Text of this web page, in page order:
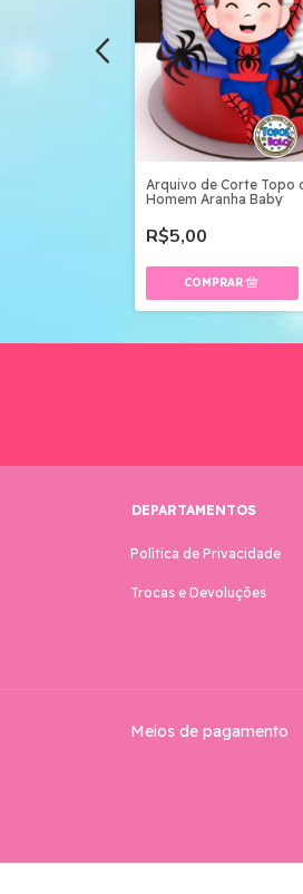
Arquivo de Corte Topo
Homem Aranha Baby
R$5,00
DEPARTAMENTOS
Política de Privacidade
Trocas e Devoluções
Meios de pagamento
Copyright Arquivos Digitais